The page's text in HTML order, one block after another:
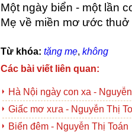
Một ngày biển - một lần
Mẹ về miền mơ ước thuở
Từ khóa: tặng mẹ, không
Các bài viết liên quan:
Hà Nội ngày con xa -
Giấc mơ xưa - Nguyễn Thị
Biển đêm - Nguyễn Thị Toán